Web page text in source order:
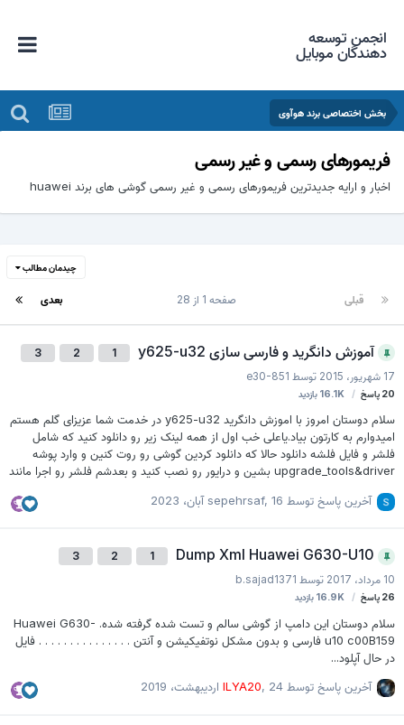
انجمن توسعه
دهندگان موبایل
بخش اختصاصی برند هوآوی
فریمورهای رسمی و غیر رسمی
اخبار و ارایه جدیدترین فریمورهای رسمی و غیر رسمی گوشی های برند huawei
چیدمان مطالب
قبلی بعدی صفحه 1 از 28
آموزش دانگرید و فارسی سازی y625-u32 2
3
17 شهریور، 2015 توسطe30-851
20پاسخ 16.1Kبازدید
سلام دوستان امروز با اموزش دانگرید y625-u32 در خدمت شما عزیزای گلم هستم
امیدوارم به کارتون بیاد.یاعلی خب اول از همه لینک زیر رو دانلود کنید که شامل
فلشر و فایل فلشه دانلود حالا که دانلود کردین گوشی رو روت کنین و وارد پوشه
upgrade_tools&driver بشین و درایور رو نصب کنید و بعدشم فلشر رو اجرا مانند
ایشالا بعد تست نهایی در اختیارتون قرار میدم.یاعلی
آخرین پاسخ توسط sepehrsaf ,16 آبان، 2023
Dump Xml Huawei G630-U10
2
3
10 مرداد، 2017 توسطb.sajad1371
26پاسخ 16.9K بازدید
سلام دوستان این دامپ از گوشی سالم و تست شده گرفته شده. Huawei G630-
u10 c00B159 فارسی و بدون مشکل نوتفیکیشن و آنتن . . . . . . . . . . . . . . . فایل
در حال آپلود...
آخرین پاسخ توسط ILYA20 ,24 اردیبهشت، 2019